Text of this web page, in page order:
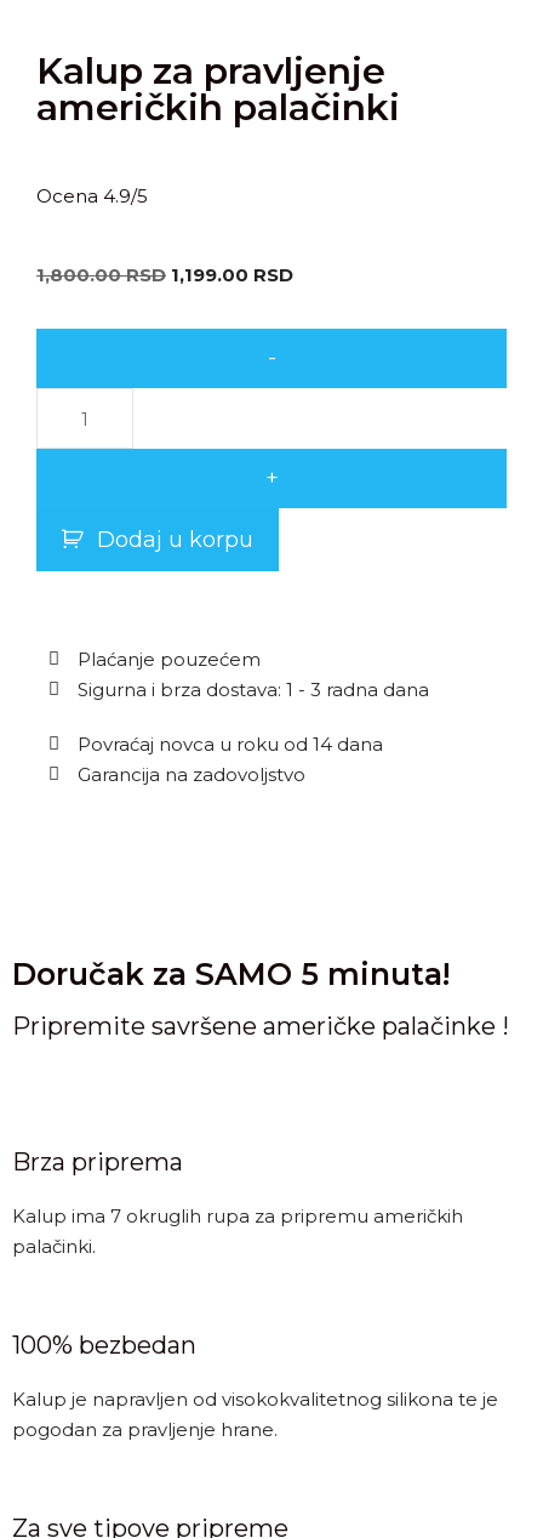
Kalup za pravljenje
američkih palačinki
Ocena 4.9/5
1,800.00RSD 1,199.00 RSD
-
+
Dodaj u korpu
Plaćanje pouzećem
Sigurna i brza dostava: 1 - 3 radna dana
Povraćaj novca u roku od 14 dana
Garancija na zadovoljstvo
Doručak za SAMO 5 minuta!
Pripremite savršene američke palačinke !
Brza priprema
Kalup ima 7 okruglih rupa za pripremu američkih
palačinki.
100% bezbedan
Kalup je napravljen od visokokvalitetnog silikona te je
pogodan za pravljenje hrane.
Za sve tipove pripreme